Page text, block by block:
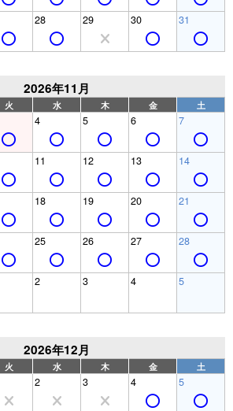
28 29 30 31
2026年11月
火 水 木 金 土
4 5 6 7
11 12 13 14
18 19 20 21
25 26 27 28
2 3 4 5
2026年12月
火 水 木 金 土
2 3 4 5